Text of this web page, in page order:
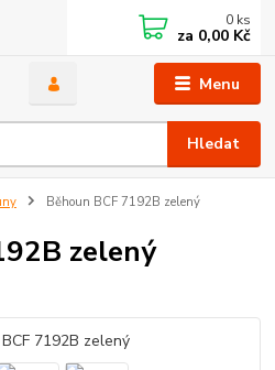
Menu
Hledat
0 ks
za 0,00 Kč
Běhoun BCF 7192B zelený
zelený